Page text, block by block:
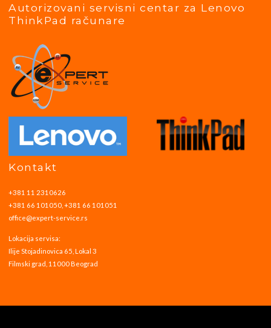
Autorizovani servisni centar za Lenovo
ThinkPad računare
Kontakt
+381 11 2310626
+381 66 101050, +381 66 101051
office@expert-service.rs
Lokacija servisa:
Ilije Stojadinovica 65, Lokal 3
Filmski grad, 11000 Beograd